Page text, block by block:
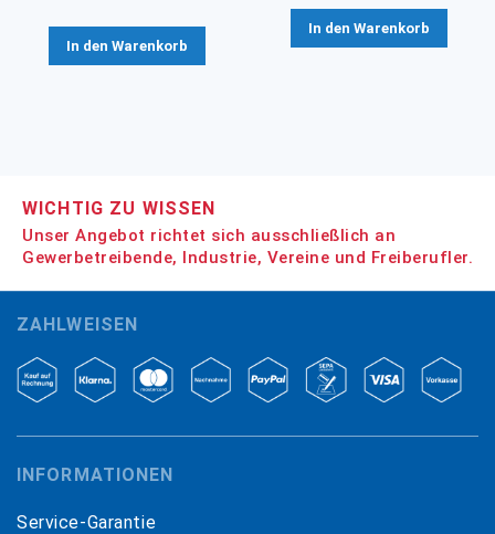
In den Warenkorb
In den Warenkorb
WICHTIG ZU WISSEN
Unser Angebot richtet sich ausschließlich an
Gewerbetreibende, Industrie, Vereine und Freiberufler.
ZAHLWEISEN
INFORMATIONEN
Service-Garantie